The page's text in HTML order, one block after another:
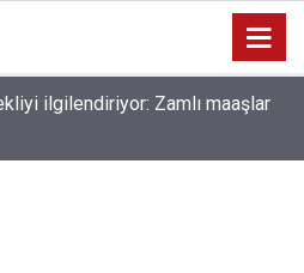
ilgilendiriyor: Zamlı maaşlar